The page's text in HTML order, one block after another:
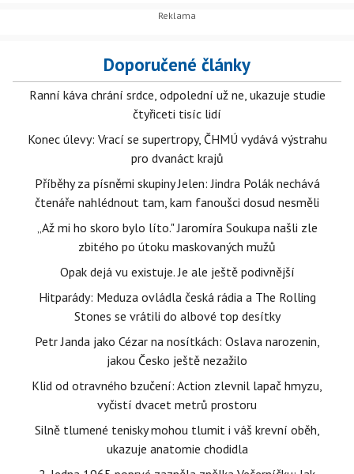
Doporučené články
Ranní káva chrání srdce, odpolední už ne, ukazuje studie
čtyřiceti tisíc lidí
Konec úlevy: Vrací se supertropy, ČHMÚ vydává výstrahu
pro dvanáct krajů
Příběhy za písněmi skupiny Jelen: Jindra Polák nechává
čtenáře nahlédnout tam, kam fanoušci dosud nesměli
„Až mi ho skoro bylo líto." Jaromíra Soukupa našli zle
zbitého po útoku maskovaných mužů
Opak dejá vu existuje. Je ale ještě podivnější
Hitparády: Meduza ovládla česká rádia a The Rolling
Stones se vrátili do albové top desítky
Petr Janda jako Cézar na nosítkách: Oslava narozenin,
jakou Česko ještě nezažilo
Klid od otravného bzučení: Action zlevnil lapač hmyzu,
vyčistí dvacet metrů prostoru
Silně tlumené tenisky mohou tlumit i váš krevní oběh,
ukazuje anatomie chodidla